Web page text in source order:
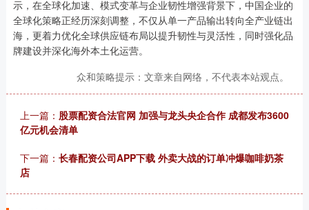
示，在全球化加速、模式变革与企业韧性增强背景下，中国企业的
全球化策略正经历深刻调整，不仅从单一产品输出转向全产业链出
海，更着力优化全球供应链布局以提升韧性与灵活性，同时强化品
牌建设并深化海外本土化运营。
众和策略提示：文章来自网络，不代表本站观点。
上一篇： 股票配资合法官网 加强与龙头央企合作 成都发布3600
亿元机会清单
下一篇： 长春配资公司APP下载 外卖大战的订单冲爆咖啡奶茶
店